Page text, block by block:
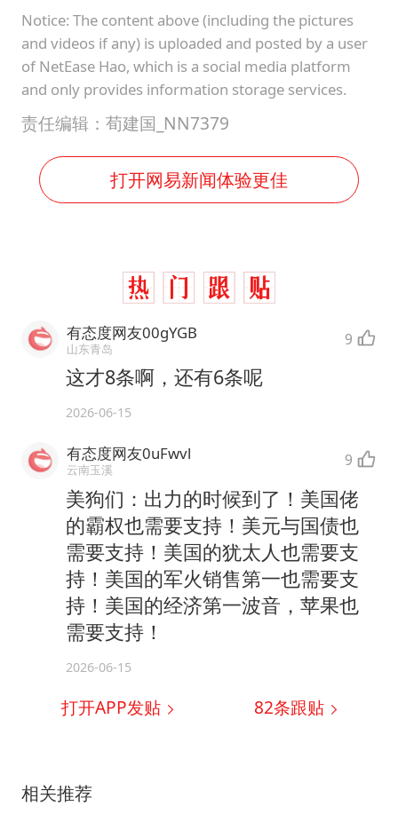
Notice: The content above (including the pictures
and videos if any) is uploaded and posted by a user
of NetEase Hao, which is a social media platform
and only provides information storage services.
责任编辑：荀建国_NN7379
打开网易新闻体验更佳
有态度网友00gYGB
山东青岛 9
这才8条啊，还有6条呢
2026-06-15
有态度网友0uFwvl
云南玉溪 9
美狗们：出力的时候到了！美国佬
的霸权也需要支持！美元与国债也
需要支持！美国的犹太人也需要支
持！美国的军火销售第一也需要支
持！美国的经济第一波音，苹果也
需要支持！
2026-06-15
打开APP发贴 82条跟贴
相关推荐